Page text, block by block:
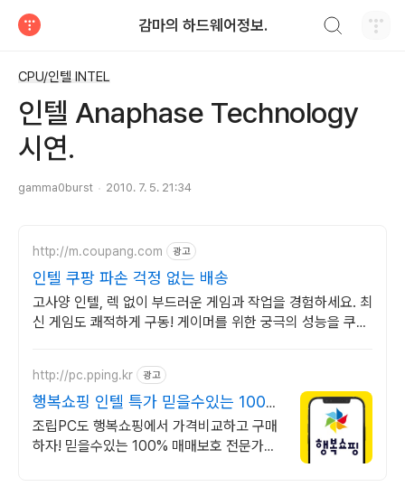
감마의 하드웨어정보.
CPU/인텔 INTEL
인텔 Anaphase Technology
시연.
gamma0burst 2010. 7. 5. 21:34
http://m.coupang.com 광고
인텔 쿠팡 파손 걱정 없는 배송
고사양 인텔, 렉 없이 부드러운 게임과 작업을 경험하세요. 최
신 게임도 쾌적하게 구동! 게이머를 위한 궁극의 성능을 쿠팡
http://pc.pping.kr 광고
행복쇼핑 인텔 특가 믿을수있는 100%
매매보호
조립PC도 행복쇼핑에서 가격비교하고 구매
하자! 믿을수있는 100% 매매보호 전문가의